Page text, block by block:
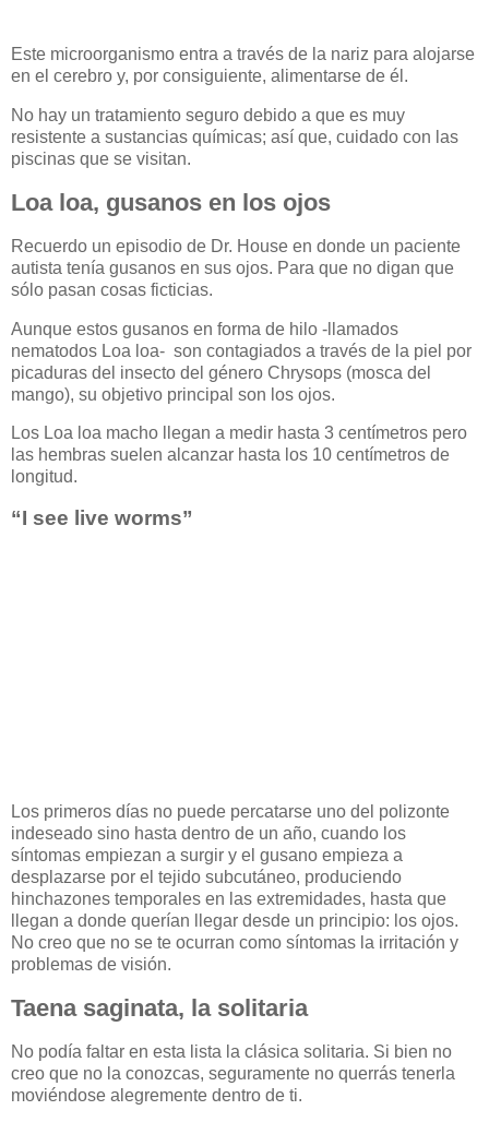
Este microorganismo entra a través de la nariz para alojarse
en el cerebro y, por consiguiente, alimentarse de él.
No hay un tratamiento seguro debido a que es muy
resistente a sustancias químicas; así que, cuidado con las
piscinas que se visitan.
Loa loa, gusanos en los ojos
Recuerdo un episodio de Dr. House en donde un paciente
autista tenía gusanos en sus ojos. Para que no digan que
sólo pasan cosas ficticias.
Aunque estos gusanos en forma de hilo -llamados
nematodos Loa loa- son contagiados a través de la piel por
picaduras del insecto del género Chrysops (mosca del
mango), su objetivo principal son los ojos.
Los Loa loa macho llegan a medir hasta 3 centímetros pero
las hembras suelen alcanzar hasta los 10 centímetros de
longitud.
“I see live worms”
Los primeros días no puede percatarse uno del polizonte
indeseado sino hasta dentro de un año, cuando los
síntomas empiezan a surgir y el gusano empieza a
desplazarse por el tejido subcutáneo, produciendo
hinchazones temporales en las extremidades, hasta que
llegan a donde querían llegar desde un principio: los ojos.
No creo que no se te ocurran como síntomas la irritación y
problemas de visión.
Taena saginata, la solitaria
No podía faltar en esta lista la clásica solitaria. Si bien no
creo que no la conozcas, seguramente no querrás tenerla
moviéndose alegremente dentro de ti.